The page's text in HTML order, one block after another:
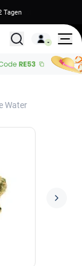
Tagen
Alle
Water